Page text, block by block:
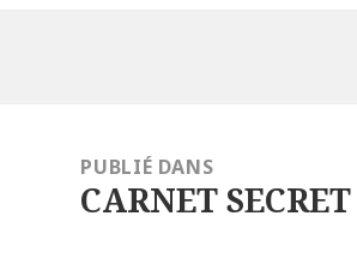
l’article
PUBLIÉ DANS
CARNET SECRET